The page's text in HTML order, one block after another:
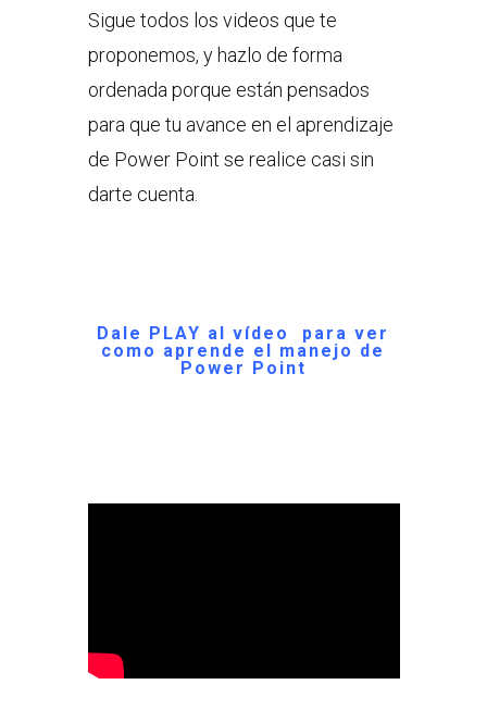
Sigue todos los videos que te
proponemos, y hazlo de forma
ordenada porque están pensados
para que tu avance en el aprendizaje
de Power Point se realice casi sin
darte cuenta.
Dale PLAY al vídeo para ver
como aprende el manejo de
Power Point